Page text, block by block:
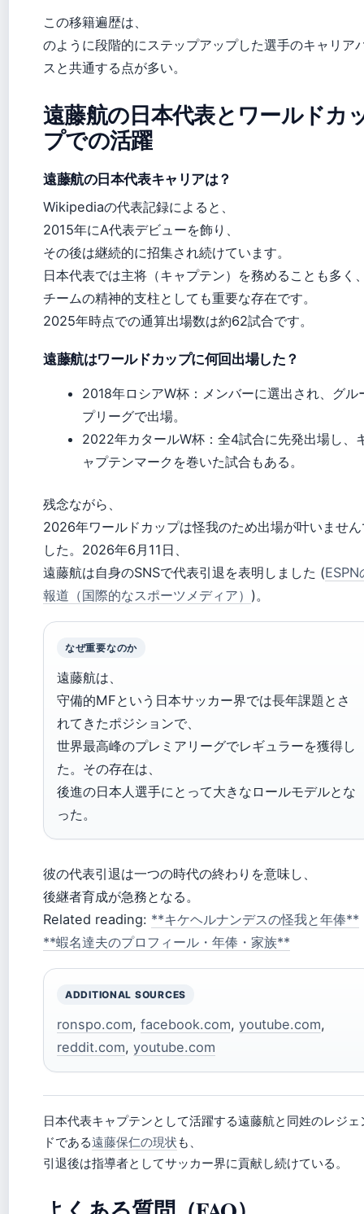
この移籍遍歴は、
のように段階的にステップアップした選手のキャリア
スと共通する点が多い。
遠藤航の日本代表とワールドカ
プでの活躍
遠藤航の日本代表キャリアは？
Wikipediaの代表記録によると、
2015年にA代表デビューを飾り、
その後は継続的に招集され続けています。
日本代表では主将（キャプテン）を務めることも多く
チームの精神的支柱としても重要な存在です。
2025年時点での通算出場数は約62試合です。
遠藤航はワールドカップに何回出場した？
2018年ロシアW杯：メンバーに選出され、グル
プリーグで出場。
2022年カタールW杯：全4試合に先発出場し、
ャプテンマークを巻いた試合もある。
残念ながら、
2026年ワールドカップは怪我のため出場が叶いませ
した。2026年6月11日、
遠藤航は自身のSNSで代表引退を表明しました (ESPN
報道（国際的なスポーツメディア） )。
なぜ重要なのか
遠藤航は、
守備的MFという日本サッカー界では長年課題とさ
れてきたポジションで、
世界最高峰のプレミアリーグでレギュラーを獲得し
た。その存在は、
後進の日本人選手にとって大きなロールモデルとな
った。
彼の代表引退は一つの時代の終わりを意味し、
後継者育成が急務となる。
Related reading: **キケヘルナンデスの怪我と年俸**
**蝦名達夫のプロフィール・年俸・家族**
ADDITIONAL SOURCES
ronspo.com, facebook.com, youtube.com,
reddit.com, youtube.com
日本代表キャプテンとして活躍する遠藤航と同姓のレジェ
ドである遠藤保仁の現状 も、
引退後は指導者としてサッカー界に貢献し続けている。